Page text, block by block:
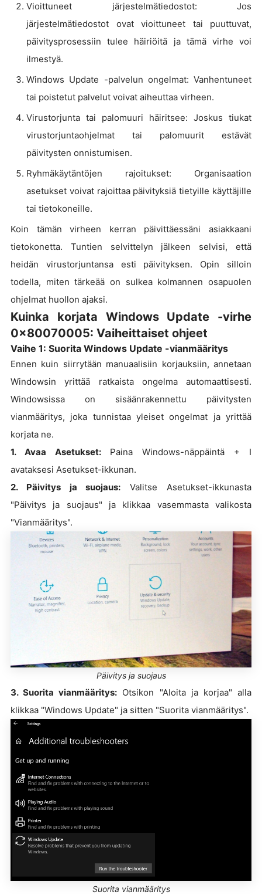
Vioittuneet järjestelmätiedostot: Jos
järjestelmätiedostot ovat vioittuneet tai puuttuvat,
päivitysprosessiin tulee häiriöitä ja tämä virhe voi
ilmestyä.
Windows Update -palvelun ongelmat: Vanhentuneet
tai poistetut palvelut voivat aiheuttaa virheen.
Virustorjunta tai palomuuri häiritsee: Joskus tiukat
virustorjuntaohjelmat tai palomuurit estävät
päivitysten onnistumisen.
Ryhmäkäytäntöjen rajoitukset: Organisaation
asetukset voivat rajoittaa päivityksiä tietyille käyttäjille
tai tietokoneille.
Koin tämän virheen kerran päivittäessäni asiakkaani
tietokonetta. Tuntien selvittelyn jälkeen selvisi, että
heidän virustorjuntansa esti päivityksen. Opin silloin
todella, miten tärkeää on sulkea kolmannen osapuolen
ohjelmat huollon ajaksi.
Kuinka korjata Windows Update -virhe
0x80070005: Vaiheittaiset ohjeet
Vaihe 1: Suorita Windows Update -vianmääritys
Ennen kuin siirrytään manuaalisiin korjauksiin, annetaan
Windowsin yrittää ratkaista ongelma automaattisesti.
Windowsissa on sisäänrakennettu päivitysten
vianmääritys, joka tunnistaa yleiset ongelmat ja yrittää
korjata ne.
1. Avaa Asetukset: Paina Windows-näppäintä + I
avataksesi Asetukset-ikkunan.
2. Päivitys ja suojaus: Valitse Asetukset-ikkunasta
"Päivitys ja suojaus" ja klikkaa vasemmasta valikosta
"Vianmääritys".
Päivitys ja suojaus
3. Suorita vianmääritys: Otsikon "Aloita ja korjaa" alla
klikkaa "Windows Update" ja sitten "Suorita vianmääritys".
Suorita vianmääritys